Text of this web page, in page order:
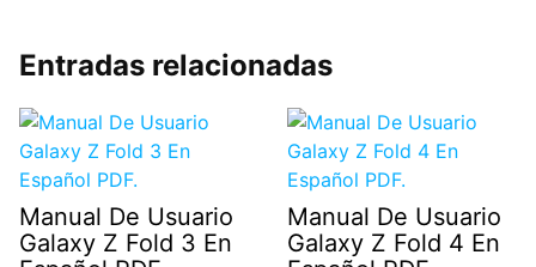
Entradas relacionadas
Manual De Usuario
Galaxy Z Fold 3 En
Manual De Usuario
Galaxy Z Fold 4 En